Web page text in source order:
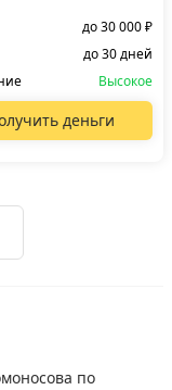
до 30 000 ₽
до 30 дней
Высокое
деньги
по